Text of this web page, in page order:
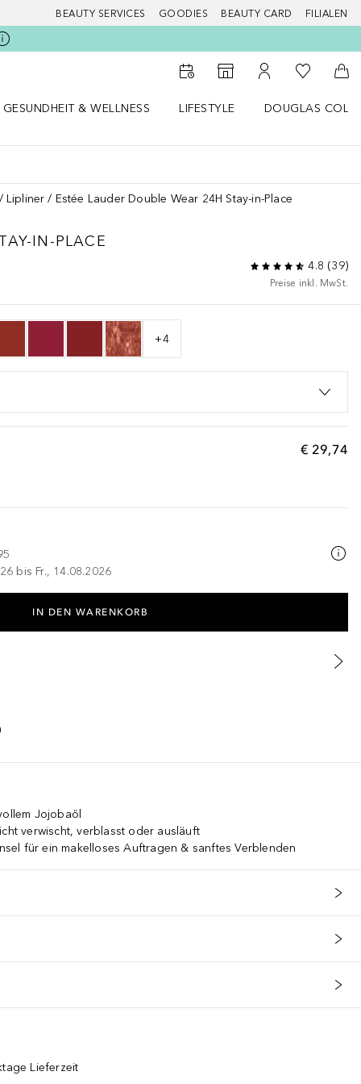
BEAUTY SERVICES GOODIES BEAUTY CARD FILIALEN
Zum Storefinder
Zu Meinem
Zu Meiner
GESUNDHEIT & WELLNESS
LIFESTYLE
DOUGLAS
Lipliner Estée Lauder Double Wear 24H Stay-in-Place
IN-PLACE
4.8 (39)
Preise inkl. MwSt.
+4
€ 29,74
bis Fr., 14.08.2026
IN DEN WARENKORB
Jojobaöl
verwischt, verblasst oder ausläuft
für ein makelloses Auftragen & sanftes Verblenden
Lieferzeit